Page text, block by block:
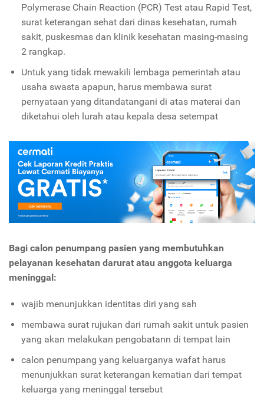
Polymerase Chain Reaction (PCR) Test atau Rapid Test,
surat keterangan sehat dari dinas kesehatan, rumah
sakit, puskesmas dan klinik kesehatan masing-masing
2 rangkap.
Untuk yang tidak mewakili lembaga pemerintah atau
usaha swasta apapun, harus membawa surat
pernyataan yang ditandatangani di atas materai dan
diketahui oleh lurah atau kepala desa setempat
Bagi calon penumpang pasien yang membutuhkan
pelayanan kesehatan darurat atau anggota keluarga
meninggal:
wajib menunjukkan identitas diri yang sah
membawa surat rujukan dari rumah sakit untuk pasien
yang akan melakukan pengobatann di tempat lain
calon penumpang yang keluarganya wafat harus
menunjukkan surat keterangan kematian dari tempat
keluarga yang meninggal tersebut